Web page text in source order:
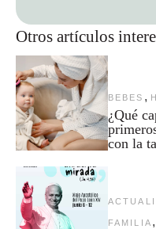
Otros artículos
BEBES ,
¿Qué
con la
FAMILIA ,